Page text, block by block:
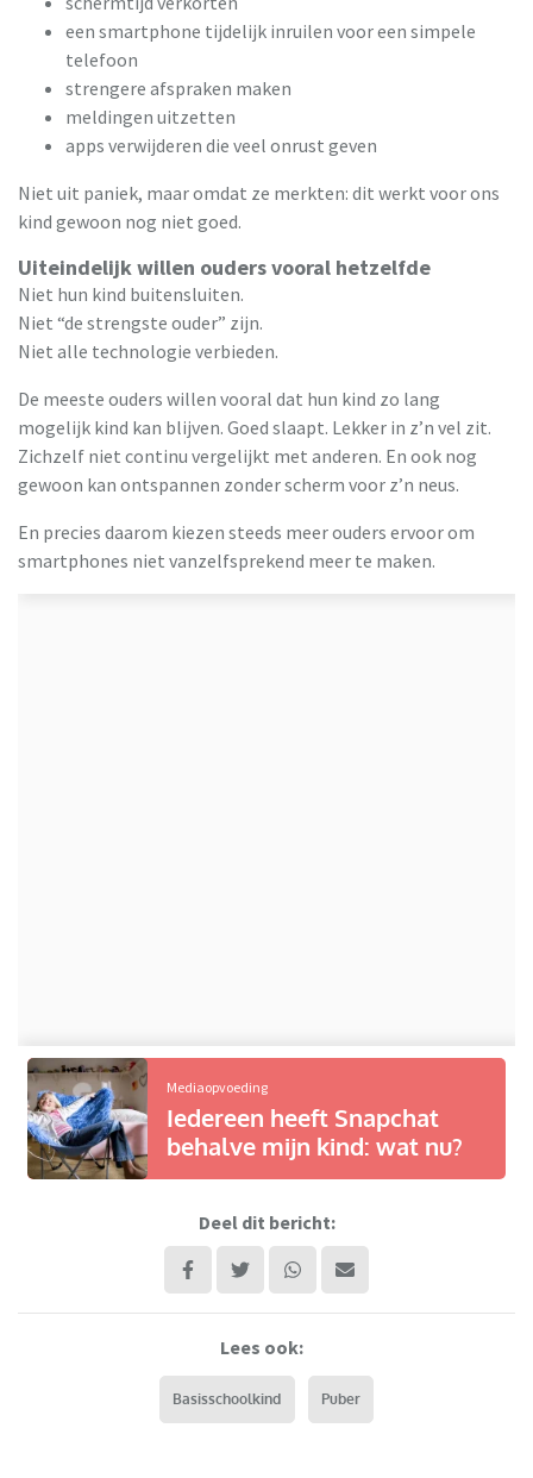
een smartphone tijdelijk inruilen voor een simpele
telefoon
strengere afspraken maken
meldingen uitzetten
apps verwijderen die veel onrust geven
Niet uit paniek, maar omdat ze merkten: dit werkt voor ons
kind gewoon nog niet goed.
Uiteindelijk willen ouders vooral hetzelfde
Niet hun kind buitensluiten.
Niet “de strengste ouder” zijn.
Niet alle technologie verbieden.
De meeste ouders willen vooral dat hun kind zo lang
mogelijk kind kan blijven. Goed slaapt. Lekker in z’n vel zit.
Zichzelf niet continu vergelijkt met anderen. En ook nog
gewoon kan ontspannen zonder scherm voor z’n neus.
En precies daarom kiezen steeds meer ouders ervoor om
smartphones niet vanzelfsprekend meer te maken.
Mediaopvoeding
Iedereen heeft Snapchat
behalve mijn kind: wat nu?
Deel dit bericht:
Lees ook:
Basisschoolkind Puber